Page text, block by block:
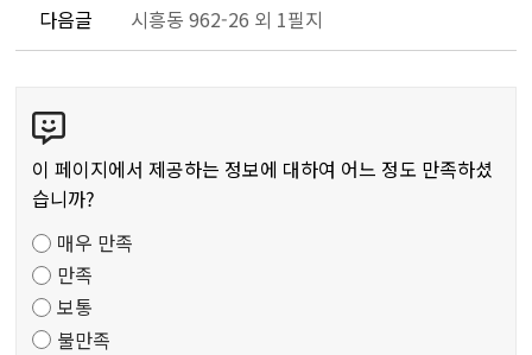
다음글 시흥동 962-26 외 1필지
텐
츠
만
도
조
사
이 페이지에서 제공하는 정보에 대하여 어느 정도 만족하셨
습니까?
매우 만족
만족
보통
불만족